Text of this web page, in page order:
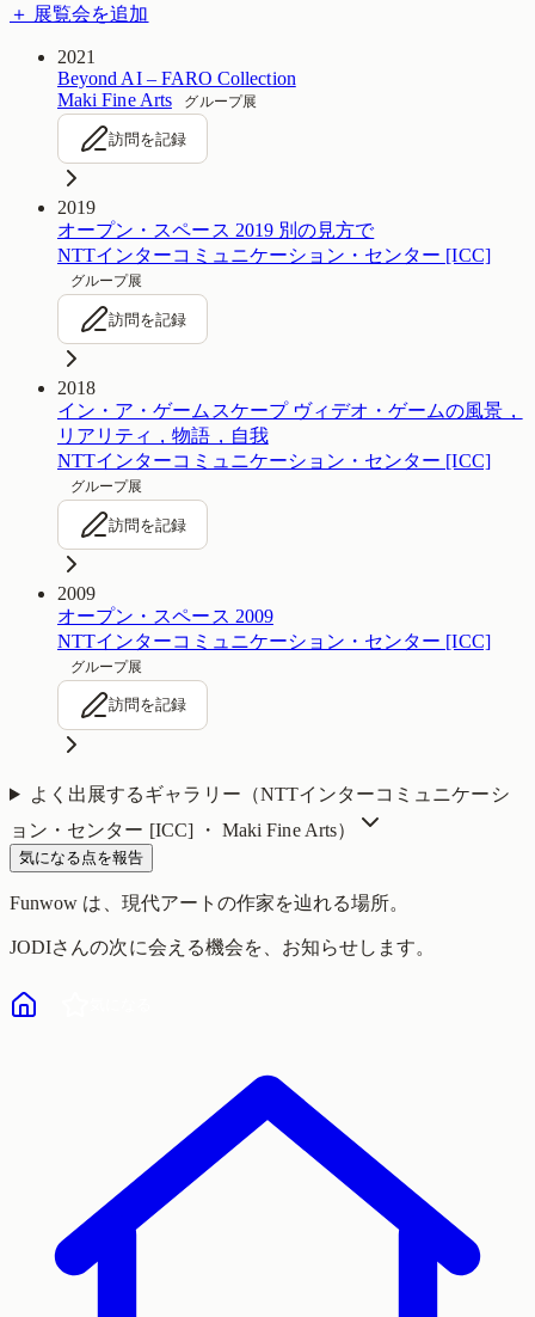
＋ 展覧会を追加
2021
Beyond AI – FARO Collection
Maki Fine Arts
グループ展
訪問を記録
2019
オープン・スペース 2019 別の見方で
NTTインターコミュニケーション・センター [ICC]
グループ展
訪問を記録
2018
イン・ア・ゲームスケープ ヴィデオ・ゲームの風景，
リアリティ，物語，自我
NTTインターコミュニケーション・センター [ICC]
グループ展
訪問を記録
2009
オープン・スペース 2009
NTTインターコミュニケーション・センター [ICC]
グループ展
訪問を記録
よく出展するギャラリー（NTTインターコミュニケーシ
ョン・センター [ICC] ・ Maki Fine Arts）
気になる点を報告
Funwow は、現代アートの作家を辿れる場所。
JODIさんの次に会える機会を、お知らせします。